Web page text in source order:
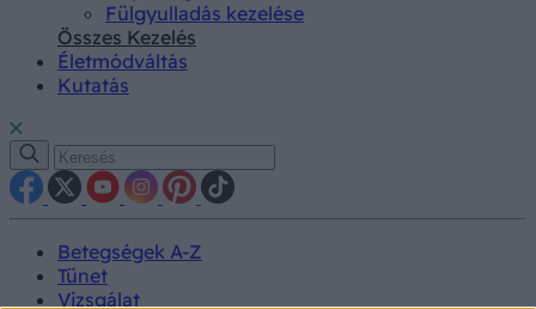
Fülgyulladás kezelése
Összes Kezelés
Életmódváltás
Kutatás
Betegségek A-Z
Tünet
Vizsgálat